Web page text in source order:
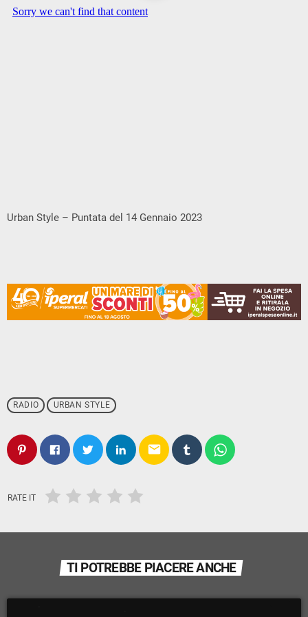
Urban Style – Puntata del 14 Gennaio 2023
RADIO URBAN STYLE
email
RATE IT
TI POTREBBE PIACERE ANCHE